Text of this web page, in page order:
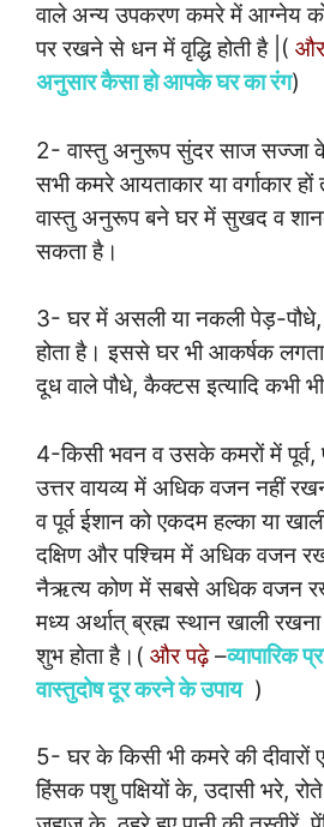
वाले अन्य उपकरण कमरे में आग्नेय
पर रखने से धन में वृद्धि होती है |(
अनुसार कैसा हो आपके घर का रंग)
2- वास्तु अनुरूप सुंदर साज सज्जा
सभी कमरे आयताकार या वर्गाकार हों
वास्तु अनुरूप बने घर में सुखद व
सकता है।
3- घर में असली या नकली पेड़-
होता है। इससे घर भी आकर्षक
दूध वाले पौधे, कैक्टस इत्यादि कभी
4-किसी भवन व उसके कमरों में पूर्व,
उत्तर वायव्य में अधिक वजन नहीं
व पूर्व ईशान को एकदम हल्का या
दक्षिण और पश्चिम में अधिक वजन
नैऋत्य कोण में सबसे अधिक वजन
मध्य अर्थात् ब्रह्म स्थान खाली
शुभ होता है।( और पढ़े–व्यापारिक
वास्तुदोष दूर करने के उपाय)
5- घर के किसी भी कमरे की दीवारों
हिंसक पशु पक्षियों के, उदासी भरे,